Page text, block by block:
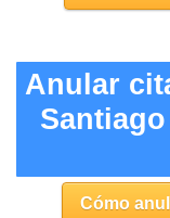
Anular
Cómo